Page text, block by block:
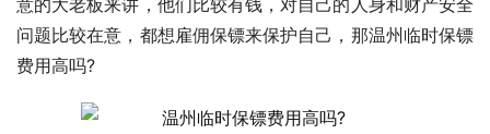
意的大老板来讲，他们比较有钱，对自己的人身和财产安全
问题比较在意，都想雇佣保镖来保护自己，那温州临时保镖
费用高吗?